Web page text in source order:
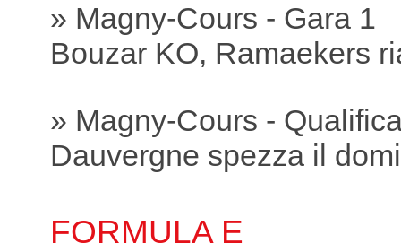
» Magny-Cours - Gara 1
Bouzar KO, Ramaekers
» Magny-Cours -
Dauvergne spezza il
FORMULA E